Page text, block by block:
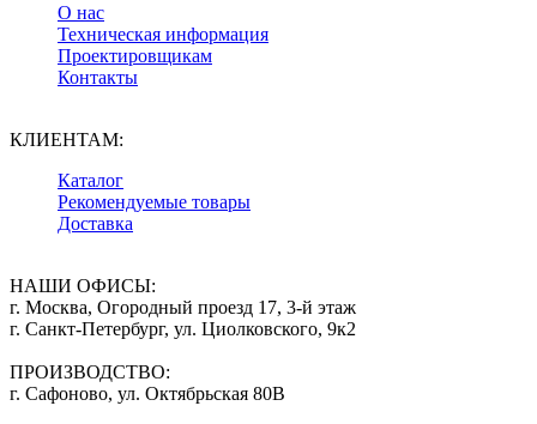
О нас
Техническая информация
Проектировщикам
Контакты
КЛИЕНТАМ:
Каталог
Рекомендуемые товары
Доставка
НАШИ ОФИСЫ:
г. Москва, Огородный проезд 17, 3-й этаж
г. Санкт-Петербург, ул. Циолковского, 9к2
ПРОИЗВОДСТВО:
г. Сафоново, ул. Октябрьская 80В